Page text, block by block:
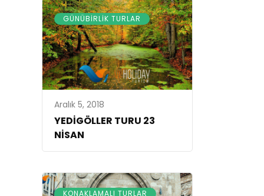
GÜNÜBIRLIK TURLAR
Aralık 5, 2018
YEDİGÖLLER TURU 23
NİSAN
KONAKLAMALI TURLAR